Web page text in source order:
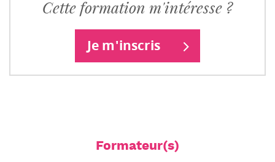
Cette formation m'intéresse ?
Je m'inscris
Formateur(s)